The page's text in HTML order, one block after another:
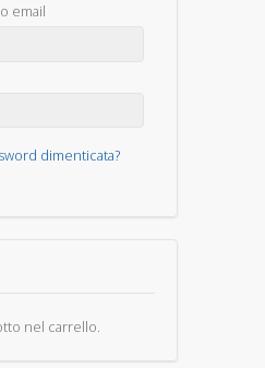
email
dimenticata?
nel carrello.